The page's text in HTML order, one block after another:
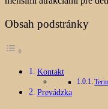
Obsah podstránky
Kontakt
Prevádzka